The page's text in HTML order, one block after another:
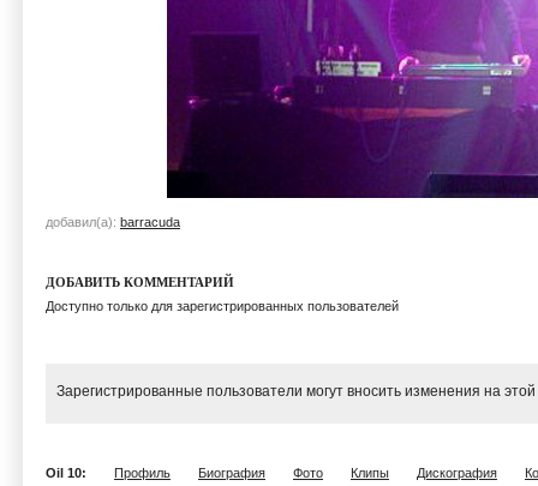
добавил(а): barracuda
ДОБАВИТЬ КОММЕНТАРИЙ
Доступно только для зарегистрированных пользователей
Зарегистрированные пользователи могут вносить изменения на
Oil 10: Профиль Биография Фото Клипы Дискография